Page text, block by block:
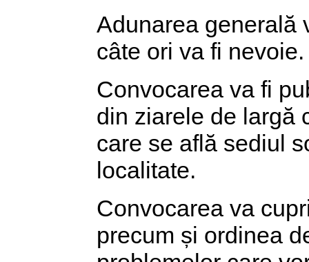
Adunarea generală
câte ori va fi nevoie.
Convocarea va fi
din ziarele de largă
care se află sediul
localitate.
Convocarea va
precum și ordinea